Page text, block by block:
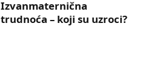
Izvanmaternična
trudnoća – koji su uzroci?